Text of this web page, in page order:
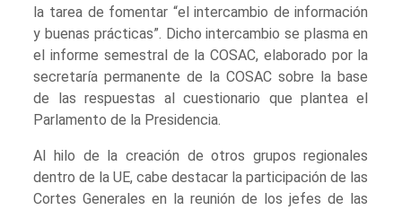
la tarea de fomentar “el intercambio de información
y buenas prácticas”. Dicho intercambio se plasma en
el informe semestral de la COSAC, elaborado por la
secretaría permanente de la COSAC sobre la base
de las respuestas al cuestionario que plantea el
Parlamento de la Presidencia.
Al hilo de la creación de otros grupos regionales
dentro de la UE, cabe destacar la participación de las
Cortes Generales en la reunión de los jefes de las